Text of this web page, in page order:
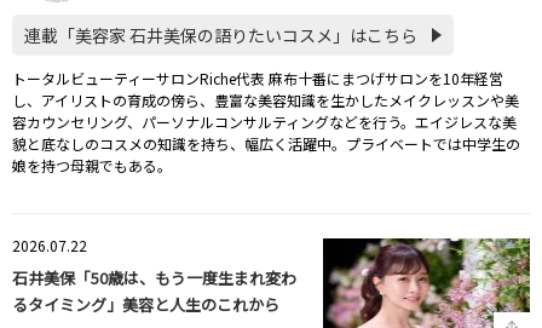
連載「美容家 石井美保の語りたいコスメ」はこちら
トータルビューティーサロンRiche代表 麻布十番にまつげサロンを10年経営
し、アイリストの育成の傍ら、豊富な美容知識を生かしたメイクレッスンや美
容カウンセリング、パーソナルコンサルティングなどを行う。エイジレスな美
貌と底なしのコスメの知識を持ち、幅広く活躍中。プライベートでは中学生の
娘を持つ母親でもある。
2026.07.22
石井美保「50歳は、もう一度生まれ変わ
るタイミング」美容と人生のこれから